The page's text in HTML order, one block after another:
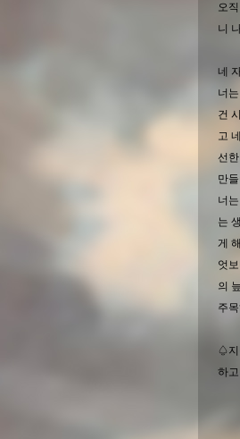
오
니
네
너
건
고
선
만
너
는
게
엇
의
주
♤지
하